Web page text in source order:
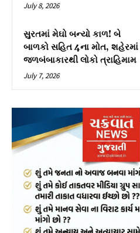
July 8, 2026
સુરતમાં મેઘો બન્યો કાળ! બે
બાળકો સહિત 4ના મોત, શહેરમાં
જળબંબાકારથી લોકો ત્રાહિમામ
July 7, 2026